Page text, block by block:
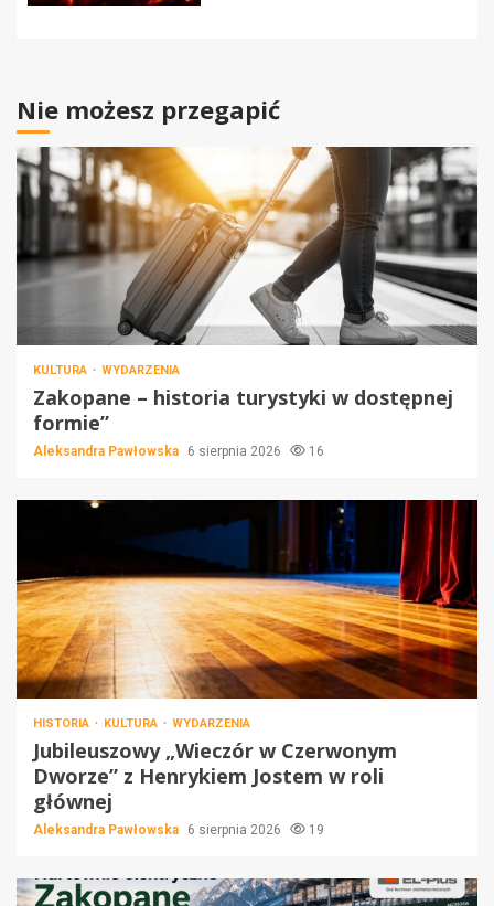
Nie możesz przegapić
KULTURA WYDARZENIA
Zakopane – historia turystyki w dostępnej
formie”
Aleksandra Pawłowska 6 sierpnia 2026 16
HISTORIA KULTURA WYDARZENIA
Jubileuszowy „Wieczór w Czerwonym
Dworze” z Henrykiem Jostem w roli
głównej
Aleksandra Pawłowska 6 sierpnia 2026 19